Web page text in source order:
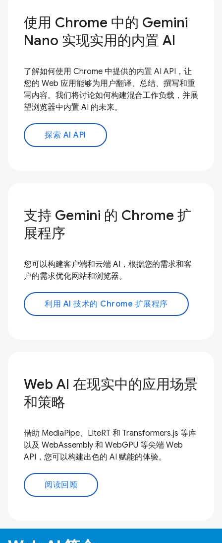
使用 Chrome 中的 Gemini
Nano 实现实用的内置 AI
了解如何使用 Chrome 中提供的内置 AI API，让
您的 Web 应用能够为用户翻译、总结、撰写和重
写内容。我们将讨论如何构建混合工作负载，并展
望浏览器中内置 AI 的未来。
探索 AI API
支持 Gemini 的 Chrome 扩
展程序
您可以构建客户端和云端 AI，根据您的需求和客
户的需求优化网站和浏览器。
利用 AI 技术的 Chrome 扩展程序
Web AI 在现实中的应用场景
和策略
借助 MediaPipe、LiteRT 和 Transformers.js 等库
以及 WebAssembly 和 WebGPU 等尖端 Web
API，您可以构建出色的 AI 赋能的体验。
阅读回顾